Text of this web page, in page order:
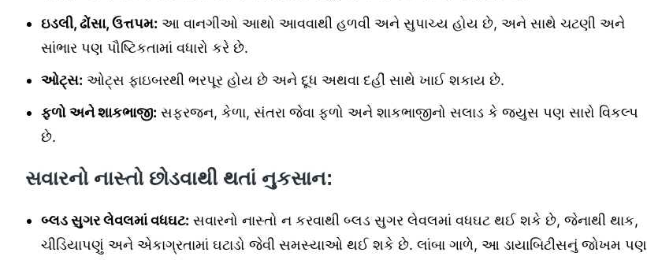
ઇડલી, ઢોંસા, ઉત્તપમ: આ વાનગીઓ આથો આવવાથી હળવી અને સુપાચ્ય હોય છે, અને સાથે ચટણી અને
સાંભાર પણ પૌષ્ટિકતામાં વધારો કરે છે.
ઓટ્સ: ઓટ્સ ફાઇબરથી ભરપૂર હોય છે અને દૂધ અથવા દહીં સાથે ખાઈ શકાય છે.
ફળો અને શાકભાજી: સફરજન, કેળા, સંતરા જેવા ફળો અને શાકભાજીનો સલાડ કે જ્યુસ પણ સારો વિકલ્પ
છે.
સવારનો નાસ્તો છોડવાથી થતાં નુકસાન:
બ્લડ સુગર લેવલમાં વધઘટ: સવારનો નાસ્તો ન કરવાથી બ્લડ સુગર લેવલમાં વધઘટ થઈ શકે છે, જેનાથી થાક,
ચીડિયાપણું અને એકાગ્રતામાં ઘટાડો જેવી સમસ્યાઓ થઈ શકે છે. લાંબા ગાળે, આ ડાયાબિટીસનું જોખમ પણ